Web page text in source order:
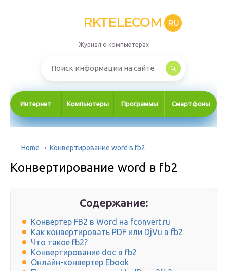
RKTELECOM RU
Журнал о компьютерах
Интернет Компьютеры Программы Смартфоны
Home Конвертирование word в fb2
Конвертирование word в fb2
Содержание:
Конвертер FB2 в Word на fconvert.ru
Как конвертировать PDF или DjVu в fb2
Что такое fb2?
Конвертирование doc в fb2
Онлайн-конвертер Еbook